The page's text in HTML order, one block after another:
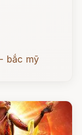
bắc mỹ